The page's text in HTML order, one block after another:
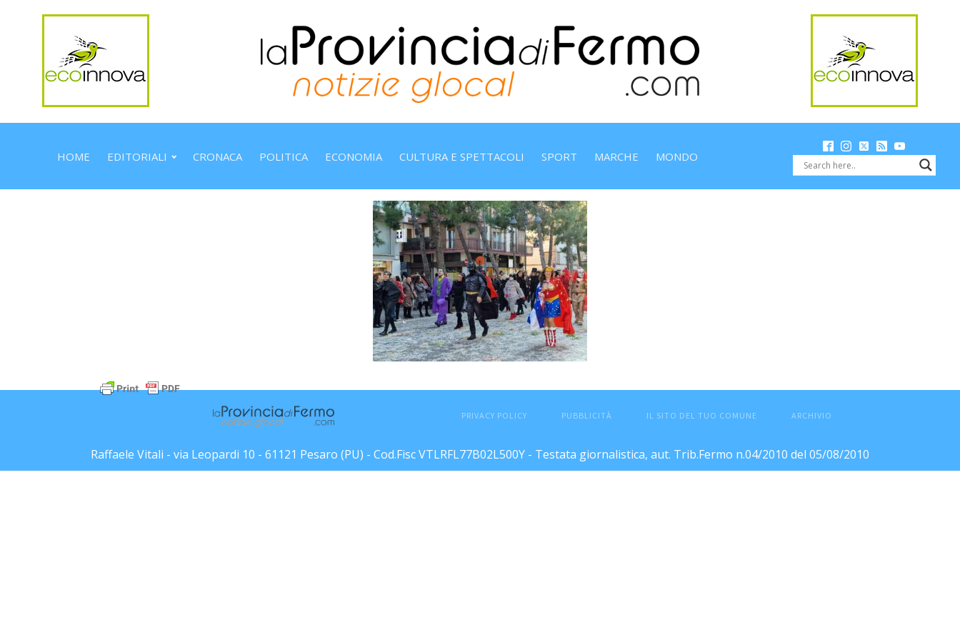
HOME EDITORIALI CRONACA POLITICA ECONOMIA CULTURA E SPETTACOLI SPORT MARCHE MONDO
PRIVACY POLICY PUBBLICITÀ IL SITO DEL TUO COMUNE ARCHIVIO
Raffaele Vitali - via Leopardi 10 - 61121 Pesaro (PU) - Cod.Fisc VTLRFL77B02L500Y - Testata giornalistica, aut. Trib.Fermo n.04/2010 del 05/08/2010